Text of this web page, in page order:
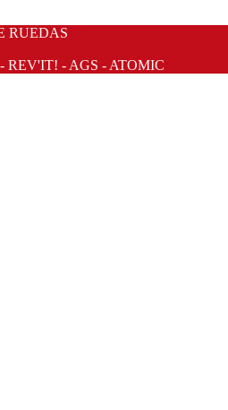
RUEDAS
REV'IT! - AGS - ATOMIC